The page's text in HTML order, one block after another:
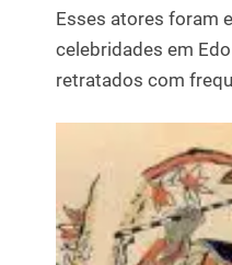
Esses atores foram
celebridades em
retratados com